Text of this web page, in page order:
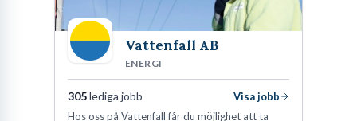
Vattenfall AB
ENERGI
305lediga jobb
Visa jobb
Hos oss på Vattenfall får du möjlighet att ta